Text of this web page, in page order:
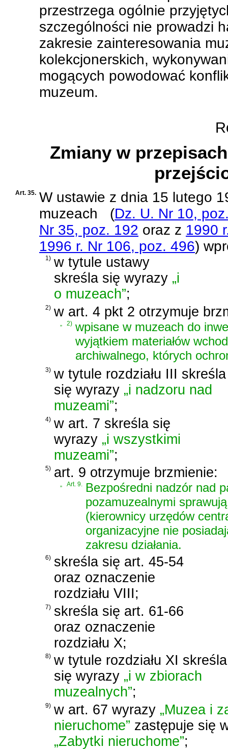
przestrzega ogólnie
szczególności nie prowadzi
zakresie zainteresowania
kolekcjonerskich,
mogących powodować
muzeum.
Zmiany w
Art. 35. W ustawie z dnia 15 lutego
muzeach
(Dz. U. Nr 10,
Nr 35, poz. 192 oraz z 1990
1996 r. Nr 106, poz. 496)
1) w tytule ustawy
skreśla się wyrazy „i
o muzeach”;
2) w art. 4 pkt 2 otrzymuje
„ 2) wpisane w muzeach do
wyjątkiem materiałów
archiwalnego, których
3) w tytule rozdziału III skreśla
się wyrazy „i nadzoru nad
muzeami”;
4) w art. 7 skreśla się
wyrazy „i wszystkimi
muzeami”;
5) art. 9 otrzymuje brzmienie:
„ Art. 9. Bezpośredni nadzór nad
pozamuzealnymi
(kierownicy urzędów
organizacyjne nie
zakresu działania.
6) skreśla się art. 45-54
oraz oznaczenie
rozdziału VIII;
7) skreśla się art. 61-66
oraz oznaczenie
rozdziału X;
8) w tytule rozdziału XI skreśla
się wyrazy „i w zbiorach
muzealnych”;
9) w art. 67 wyrazy „Muzea i
nieruchome” zastępuje się
„Zabytki nieruchome”;